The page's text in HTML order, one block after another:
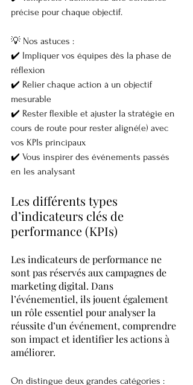
précise pour chaque objectif.
💡 Nos astuces :
✔️ Impliquer vos équipes dès la phase de
réflexion
✔️ Relier chaque action à un objectif
mesurable
✔️ Rester flexible et ajuster la stratégie en
cours de route pour rester aligné(e) avec
vos KPIs principaux
✔️ Vous inspirer des événements passés
en les analysant
Les différents types
d’indicateurs clés de
performance (KPIs)
Les indicateurs de performance ne
sont pas réservés aux campagnes de
marketing digital. Dans
l’événementiel, ils jouent également
un rôle essentiel pour analyser la
réussite d’un événement, comprendre
son impact et identifier les actions à
améliorer.
On distingue deux grandes catégories :